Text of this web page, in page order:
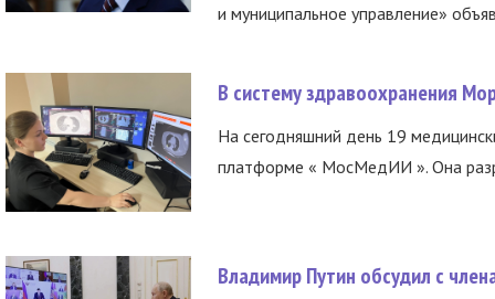
и муниципальное управление»
В систему здравоохранения
На сегодняшний день 19
платформе « МосМедИИ ». Она
Владимир Путин обсудил с